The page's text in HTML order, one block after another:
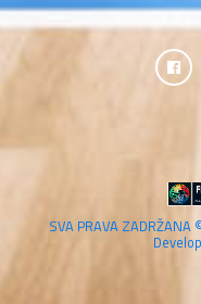
SVA PRAVA ZADRŽANA